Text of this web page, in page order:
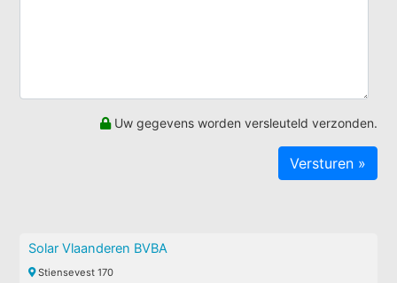
Uw gegevens worden versleuteld verzonden.
Solar Vlaanderen BVBA
Stiensevest 170